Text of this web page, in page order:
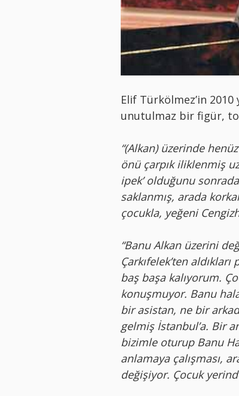
Elif Türkölmez’in 2010
unutulmaz bir figür,
“(Alkan) üzerinde
önü çarpık iliklenmiş
ipek’ olduğunu
saklanmış, arada
çocukla, yeğeni
“Banu Alkan üzerini
Çarkıfelek’ten
baş başa kalıyorum.
konuşmuyor. Banu
bir asistan, ne bir
gelmiş İstanbul’a. Bir
bizimle oturup Banu
anlamaya çalışması,
değişiyor. Çocuk